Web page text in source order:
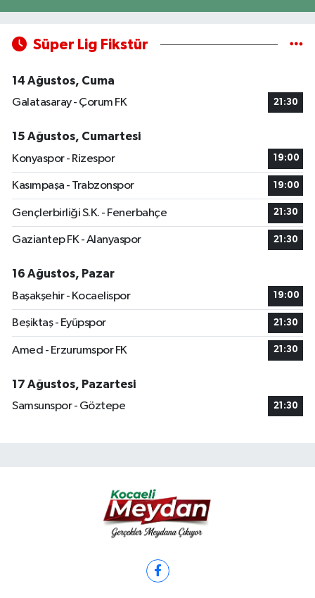
Süper Lig Fikstür
14 Ağustos, Cuma
Galatasaray - Çorum FK
21:30
15 Ağustos, Cumartesi
Konyaspor - Rizespor
19:00
Kasımpaşa - Trabzonspor 19:00
Gençlerbirliği S.K. - Fenerbahçe 21:30
Gaziantep FK - Alanyaspor 21:30
16 Ağustos, Pazar
Başakşehir - Kocaelispor
19:00
Beşiktaş - Eyüpspor 21:30
Amed - Erzurumspor FK 21:30
17 Ağustos, Pazartesi
Samsunspor - Göztepe
21:30